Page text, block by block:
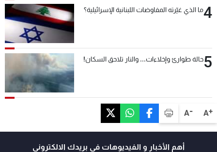
A+
A-
4ما الذي غيّرته المفاوضات اللبنانية الإسرائيلية؟
5حالة طوارئ وإخلاءات... والنار تلاحق السكان!
أهم الأخبار و الفيديوهات في بريدك الالكتروني